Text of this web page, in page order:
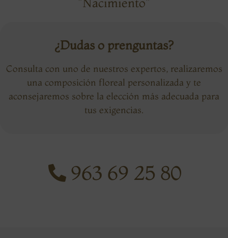
¿Dudas o prenguntas?
Consulta con uno de nuestros expertos, realizaremos
una composición floreal personalizada y te
aconsejaremos sobre la elección más adecuada para
tus exigencias.
963 69 25 80